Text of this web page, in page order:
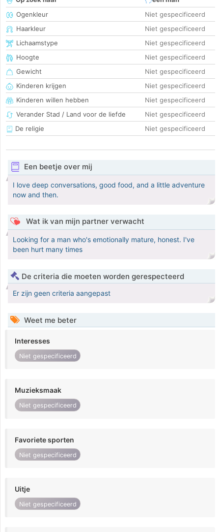
Ogenkleur
Niet gespecificeerd
Haarkleur
Niet gespecificeerd
Lichaamstype
Niet gespecificeerd
Hoogte
Niet gespecificeerd
Gewicht
Niet gespecificeerd
Kinderen krijgen
Niet gespecificeerd
Kinderen willen hebben
Niet gespecificeerd
Verander Stad / Land voor de liefde
Niet gespecificeerd
De religie
Niet gespecificeerd
Een beetje over mij
I love deep conversations, good food, and a little adventure
now and then.
Wat ik van mijn partner verwacht
Looking for a man who's emotionally mature, honest. I've
been hurt many times
De criteria die moeten worden gerespecteerd
Er zijn geen criteria aangepast
Weet me beter
Interesses
Niet gespecificeerd
Muzieksmaak
Niet gespecificeerd
Favoriete sporten
Niet gespecificeerd
Uitje
Niet gespecificeerd